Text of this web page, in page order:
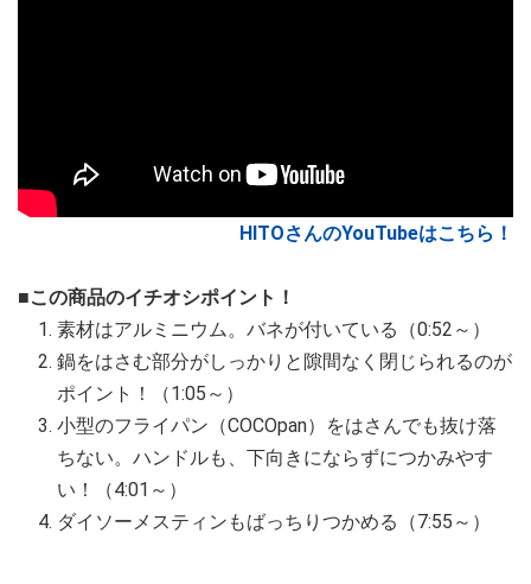
HITOさんのYouTubeはこちら！
■この商品のイチオシポイント！
素材はアルミニウム。バネが付いている（0:52～）
鍋をはさむ部分がしっかりと隙間なく閉じられるのが
ポイント！（1:05～）
小型のフライパン（COCOpan）をはさんでも抜け落
ちない。ハンドルも、下向きにならずにつかみやす
い！（4:01～）
ダイソーメスティンもばっちりつかめる（7:55～）